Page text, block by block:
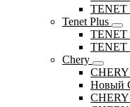
TENET
Tenet Plus
TENET
TENET
Chery
Новый